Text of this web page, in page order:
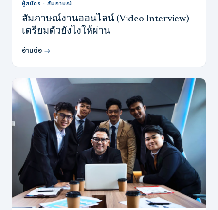
ผู้สมัคร · สัมภาษณ์
สัมภาษณ์งานออนไลน์ (Video Interview)
เตรียมตัวยังไงให้ผ่าน
อ่านต่อ →